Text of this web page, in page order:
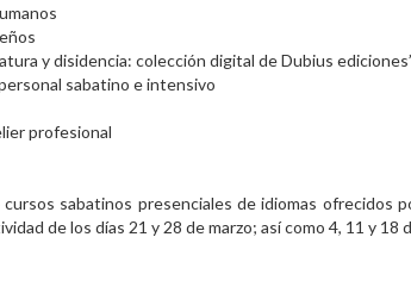
y disidencia: colección digital de Dubius
sabatino e intensivo
profesional
sabatinos presenciales de idiomas ofrecidos
de los días 21 y 28 de marzo; así como 4, 11 y 18